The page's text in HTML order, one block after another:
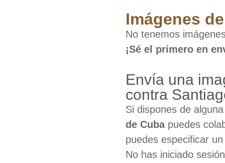
Imágenes
No tenemos
¡Sé el primero en
Envía una
contra
Si dispones de
de Cubapuedes
puedes especificar
No has iniciado